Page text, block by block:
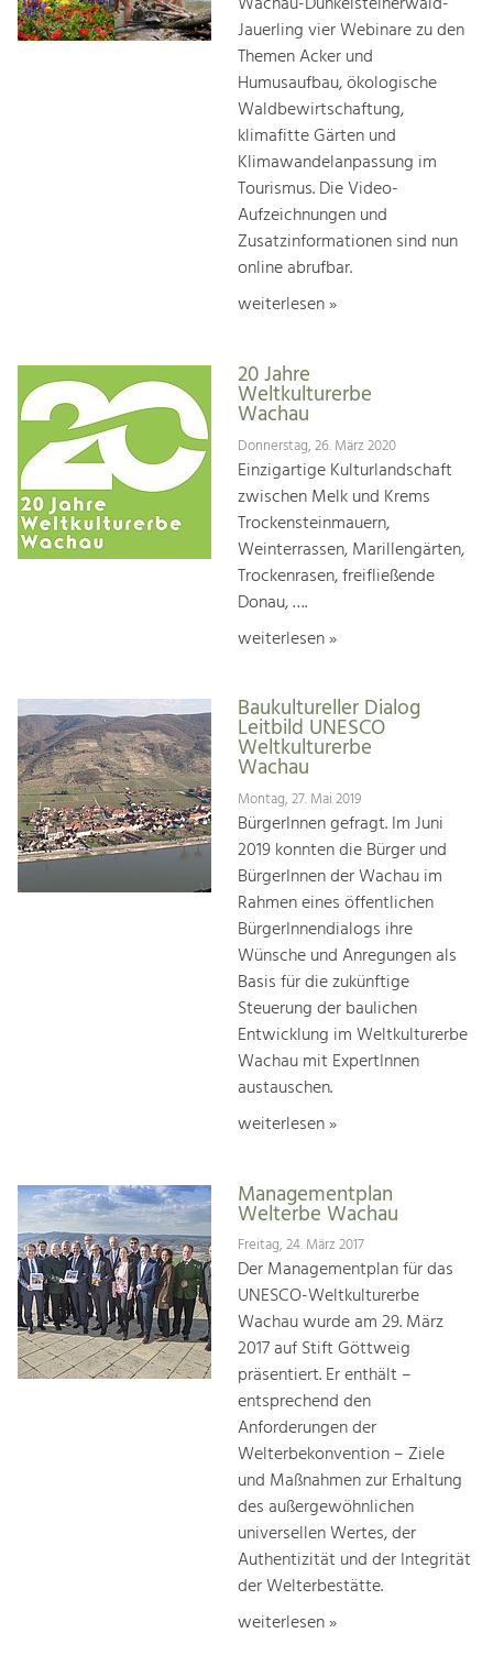
Jauerling vier Webinare zu den
Themen Acker und
Humusaufbau, ökologische
Waldbewirtschaftung,
klimafitte Gärten und
Klimawandelanpassung im
Tourismus. Die Video-
Aufzeichnungen und
Zusatzinformationen sind nun
online abrufbar.
weiterlesen »
20 Jahre
Weltkulturerbe
Wachau
Donnerstag, 26. März 2020
Einzigartige Kulturlandschaft
zwischen Melk und Krems
Trockensteinmauern,
Weinterrassen, Marillengärten,
Trockenrasen, freifließende
Donau, ….
weiterlesen »
Baukultureller Dialog
Leitbild UNESCO
Weltkulturerbe
Wachau
Montag, 27. Mai 2019
BürgerInnen gefragt. Im Juni
2019 konnten die Bürger und
BürgerInnen der Wachau im
Rahmen eines öffentlichen
BürgerInnendialogs ihre
Wünsche und Anregungen als
Basis für die zukünftige
Steuerung der baulichen
Entwicklung im Weltkulturerbe
Wachau mit ExpertInnen
austauschen.
weiterlesen »
Managementplan
Welterbe Wachau
Freitag, 24. März 2017
Der Managementplan für das
UNESCO-Weltkulturerbe
Wachau wurde am 29. März
2017 auf Stift Göttweig
präsentiert. Er enthält –
entsprechend den
Anforderungen der
Welterbekonvention – Ziele
und Maßnahmen zur Erhaltung
des außergewöhnlichen
universellen Wertes, der
Authentizität und der Integrität
der Welterbestätte.
weiterlesen »